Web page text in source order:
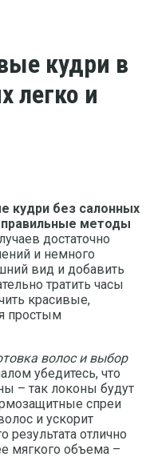
кудри в
легко и
кудри без салонных
методы
достаточно
и немного
вид и добавить
тратить часы
красивые,
простым
волос и выбор
убедитесь, что
– так локоны будут
спреи
и ускорит
отлично
мягкого объема –